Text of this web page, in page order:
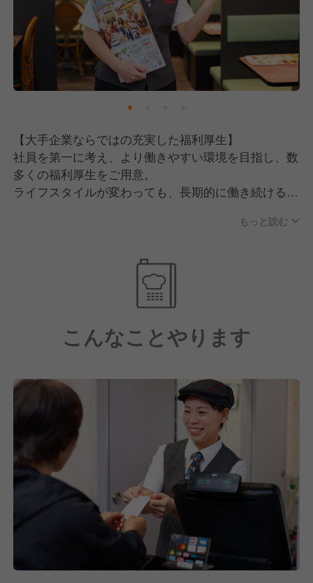
【大手企業ならではの充実した福利厚生】
社員を第一に考え、より働きやすい環境を目指し、数
多くの福利厚生をご用意。
ライフスタイルが変わっても、長期的に働き続けるこ
・従業員食事補助制度（勤務時に50％オフで食事可
・産休、育休制度（取得率：女性100％、男性
・ストックオプション制度（入社2年目以降の社員に
【豊富な研修制度で安心！】
社員研修は約1か月半しっかり実施します。社会人基
礎スキルを習得をできるだけでなく、店舗配属前に店
舗研修も実施します。
配属後も、フォローアップ研修や工場農場視察、役職
別研修、海外研修、外部研修など様々な研修があるの
で、着実に成長をしていくことが可能です。
サイゼリヤでは、社員一人ひとりの成長を支援し、目
標を持って働くことができる環境を整えています。
【愛され続ける自社商品の魅力】
当社では、食材の生産から加工、物流、提供まで自社
で行う「製造直販業」を取り入れています。
もっと読む
こんなことやります